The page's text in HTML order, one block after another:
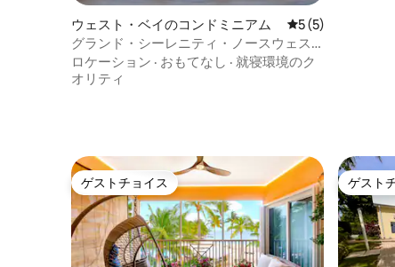
ウェスト・ベイのコンドミニアム レビュー5件、5
5 (5)
グランド・シーレニティ・ノースウェス
ト・ポイント
ロケーション · おもてなし · 就寝環境のク
オリティ
ゲストチョイス
ゲストチョイス ゲスト
ゲスト